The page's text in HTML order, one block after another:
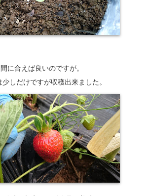
に合えば良いのですが。
しだけですが収穫出来ました。